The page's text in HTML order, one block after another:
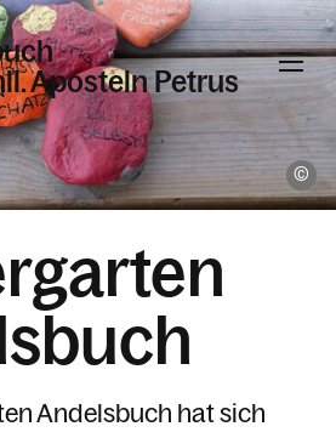
Aposteln Petrus
Andelsbuch hat sich